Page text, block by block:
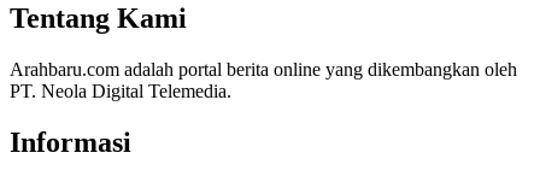
Tentang Kami
Arahbaru.com adalah portal berita online yang dikembangkan oleh
PT. Neola Digital Telemedia.
Informasi